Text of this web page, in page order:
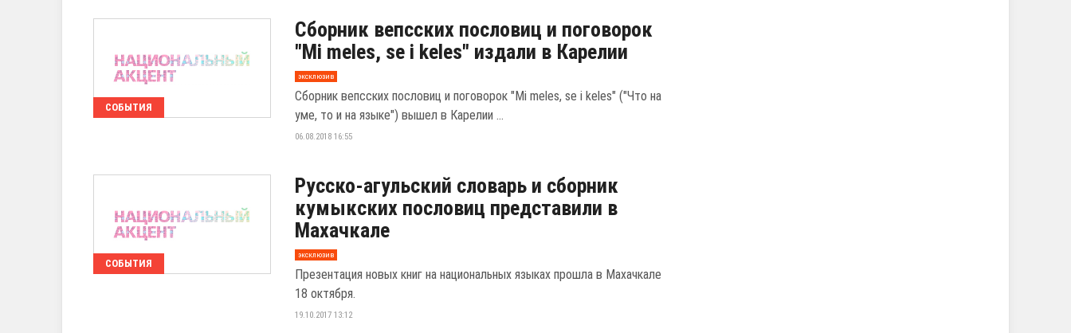
СОБЫТИЯ
Сборник вепсских пословиц и поговорок
"Mi meles, se i keles" издали в Карелии
эксклюзив
Сборник вепсских пословиц и поговорок "Mi meles, se i keles" ("Что на
уме, то и на языке") вышел в Карелии ...
06.08.2018 16:55
СОБЫТИЯ
Русско-агульский словарь и сборник
кумыкских пословиц представили в
Махачкале
эксклюзив
Презентация новых книг на национальных языках прошла в Махачкале
18 октября.
19.10.2017 13:12